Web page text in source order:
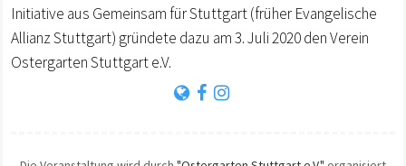
Initiative aus Gemeinsam für Stuttgart (früher Evangelische
Allianz Stuttgart) gründete dazu am 3. Juli 2020 den Verein
Ostergarten Stuttgart e.V.